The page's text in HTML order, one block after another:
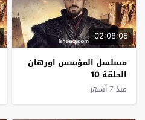
02:08:05
مسلسل المؤسس اورهان
الحلقة 10
منذ 7 أشهر